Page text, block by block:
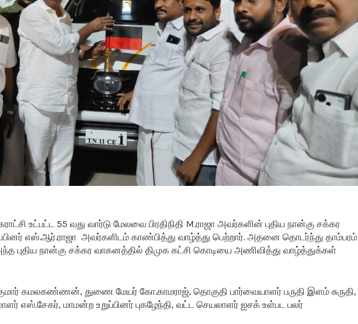
உட்பட்ட 55 வது வார்டு மேலவை பிரதிநிதி M.ராஜா அவர்களின் புதிய நான்கு சக்கர
எஸ்.ஆர்.ராஜா அவர்களிடம் காண்பித்து வாழ்த்து பெற்றார். அதனை தொடர்ந்து தாம்பரம்
புதிய நான்கு சக்கர வாகனத்தில் திமுக கட்சி கொடியை அணிவித்து வாழ்த்துக்கள்
கமலகண்ணன், துணை மேயர் கோ.காமராஜ், தொகுதி பார்வையாளர் பருதி இளம் சுருதி,
எஸ்.சேகர், மாமன்ற உறுப்பினர் புகழேந்தி, வட்ட செயலாளர் ஐசக் உள்பட பலர்